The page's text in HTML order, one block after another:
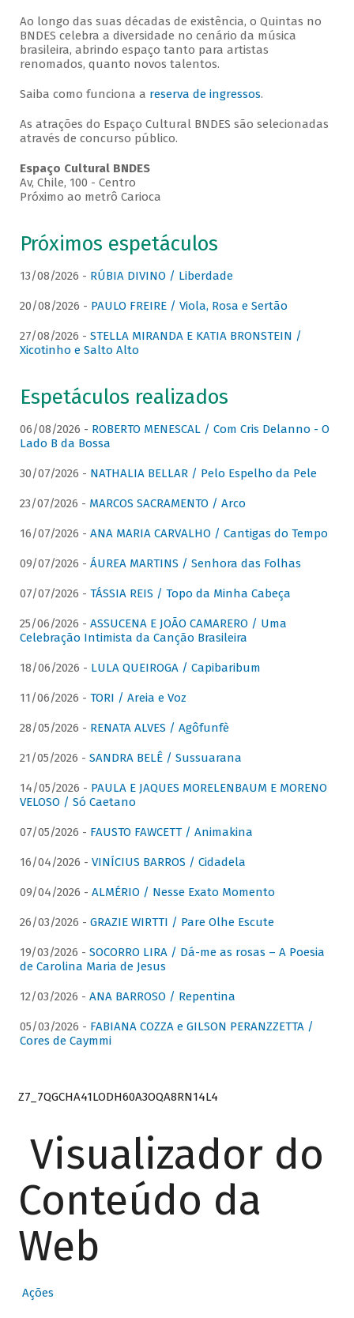
Ao longo das suas décadas de existência, o Quintas no
BNDES celebra a diversidade no cenário da música
brasileira, abrindo espaço tanto para artistas
renomados, quanto novos talentos.
Saiba como funciona a reserva de ingressos.
As atrações do Espaço Cultural BNDES são selecionadas
através de concurso público.
Espaço Cultural BNDES
Av, Chile, 100 - Centro
Próximo ao metrô Carioca
Próximos espetáculos
13/08/2026 - RÚBIA DIVINO / Liberdade
20/08/2026 - PAULO FREIRE / Viola, Rosa e Sertão
27/08/2026 - STELLA MIRANDA E KATIA BRONSTEIN /
Xicotinho e Salto Alto
Espetáculos realizados
06/08/2026 - ROBERTO MENESCAL / Com Cris Delanno - O
Lado B da Bossa
30/07/2026 - NATHALIA BELLAR / Pelo Espelho da Pele
23/07/2026 - MARCOS SACRAMENTO / Arco
16/07/2026 - ANA MARIA CARVALHO / Cantigas do Tempo
09/07/2026 - ÁUREA MARTINS / Senhora das Folhas
07/07/2026 - TÁSSIA REIS / Topo da Minha Cabeça
25/06/2026 - ASSUCENA E JOÃO CAMARERO / Uma
Celebração Intimista da Canção Brasileira
18/06/2026 - LULA QUEIROGA / Capibaribum
11/06/2026 - TORI / Areia e Voz
28/05/2026 - RENATA ALVES / Agôfunfè
21/05/2026 - SANDRA BELÊ / Sussuarana
14/05/2026 - PAULA E JAQUES MORELENBAUM E MORENO
VELOSO / Só Caetano
07/05/2026 - FAUSTO FAWCETT / Animakina
16/04/2026 - VINÍCIUS BARROS / Cidadela
09/04/2026 - ALMÉRIO / Nesse Exato Momento
26/03/2026 - GRAZIE WIRTTI / Pare Olhe Escute
19/03/2026 - SOCORRO LIRA / Dá-me as rosas – A Poesia
de Carolina Maria de Jesus
12/03/2026 - ANA BARROSO / Repentina
05/03/2026 - FABIANA COZZA e GILSON PERANZZETTA /
Cores de Caymmi
Z7_7QGCHA41LODH60A3OQA8RN14L4
Visualizador do
Conteúdo da
Web
Ações